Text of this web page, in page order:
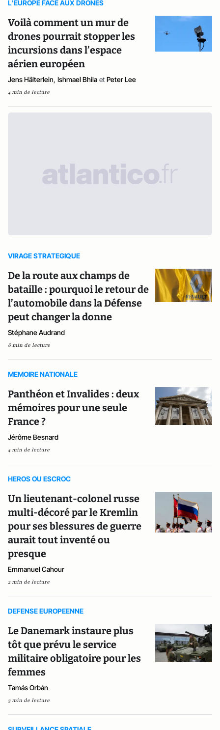
L’EUROPE FACE AUX DRONES
Voilà comment un mur de
drones pourrait stopper les
incursions dans l’espace
aérien européen
Jens Hälterlein, Ishmael Bhila et Peter Lee
4 min de lecture
VIRAGE STRATEGIQUE
De la route aux champs de
bataille : pourquoi le retour de
l’automobile dans la Défense
peut changer la donne
Stéphane Audrand
6 min de lecture
MEMOIRE NATIONALE
Panthéon et Invalides : deux
mémoires pour une seule
France ?
Jérôme Besnard
4 min de lecture
HEROS OU ESCROC
Un lieutenant-colonel russe
multi-décoré par le Kremlin
pour ses blessures de guerre
aurait tout inventé ou
presque
Emmanuel Cahour
2 min de lecture
DEFENSE EUROPEENNE
Le Danemark instaure plus
tôt que prévu le service
militaire obligatoire pour les
femmes
Tamás Orbán
3 min de lecture